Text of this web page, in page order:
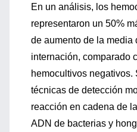
En un análisis, los
representaron un 50%
de aumento de la media
internación, comparado
hemocultivos
técnicas de detección
reacción en cadena de
ADN de bacterias y